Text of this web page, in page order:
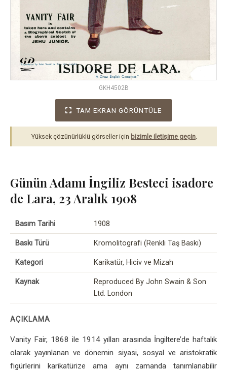
GKH4502B
TAM EKRAN GÖRÜNTÜLE
Yüksek çözünürlüklü görseller için bizimle iletişime geçin
Günün Adamı İngiliz Besteci isadore
de Lara, 23 Aralık 1908
Basım Tarihi 1908
Baskı Türü Kromolitografi (Renkli Taş Baskı)
Kategori Karikatür, Hiciv ve Mizah
Kaynak
Reproduced By John Swain & Son
Ltd. London
AÇIKLAMA
Vanity Fair, 1868 ile 1914 yılları arasında İngiltere’de haftalık
olarak yayınlanan ve dönemin siyasi, sosyal ve aristokratik
figürlerini karikatürize ama aynı zamanda tanımlanabilir